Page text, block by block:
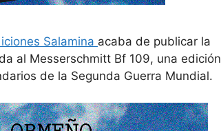
Salamina acaba de publicar la
al Messerschmitt Bf 109, una edición
de la Segunda Guerra Mundial.